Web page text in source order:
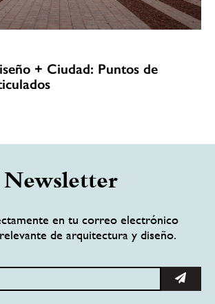
+ Ciudad: Puntos de
Newsletter
en tu correo electrónico
de arquitectura y diseño.